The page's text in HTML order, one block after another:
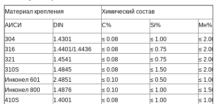
Материал крепления
Химический состав
АИСИ
DIN C% Si% Мн%
304 1.4301 ≤ 0.08 ≤ 1.00
≤ 2.00
316
1.4401/1.4436 ≤ 0.08 ≤ 0.75
≤ 2.00
321
1.4541 ≤ 0.08 ≤ 0.75
≤ 2.00
310S
1.4845 ≤ 0.08 ≤ 1.50
≤ 2.00
Инконел 601
2.4851 ≤ 0.10 ≤ 0.50
≤ 1.00
Инконел 800
1.4876 ≤ 0.10 ≤ 1.00
≤ 1.50
410S
1.4001 ≤ 0.08 ≤ 1.00
≤ 1.00